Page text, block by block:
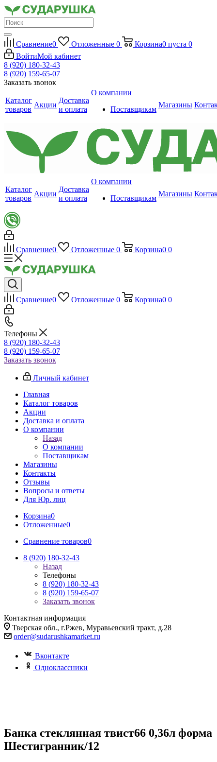
Сравнение0 Отложенные 0 Корзина0 пуста 0
ВойтиМой кабинет
8 (920) 180-32-43
8 (920) 159-65-07
Заказать звонок
Каталог
товаров
Акции
Доставка
и оплата
О компании
Поставщикам
Магазины
Каталог
товаров
Акции
Доставка
и оплата
О компании
Поставщикам
Магазины
Сравнение0 Отложенные 0 Корзина0 0
Сравнение0 Отложенные 0 Корзина0 0
Телефоны
8 (920) 180-32-43
8 (920) 159-65-07
Заказать звонок
Личный кабинет
Главная
Каталог товаров
Акции
Доставка и оплата
О компании
Назад
О компании
Поставщикам
Магазины
Контакты
Отзывы
Вопросы и ответы
Для Юр. лиц
Корзина0
Отложенные0
Сравнение товаров0
8 (920) 180-32-43
Назад
Телефоны
8 (920) 180-32-43
8 (920) 159-65-07
Заказать звонок
Контактная информация
Тверская обл., г.Ржев, Муравьевский тракт, д.28
order@sudarushkamarket.ru
Вконтакте
Одноклассники
Банка стеклянная твист66 0,36л форма
Шестигранник/12